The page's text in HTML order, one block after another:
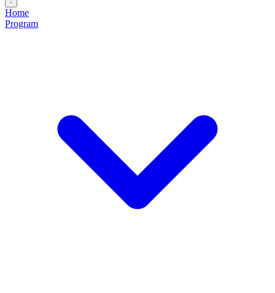
Home
Program